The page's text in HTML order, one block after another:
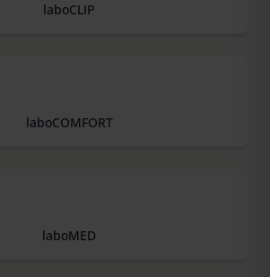
laboCLIP
laboCOMFORT
laboMED